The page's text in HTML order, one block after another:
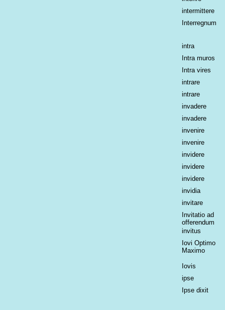
intermittere
Interregnum
intra
Intra muros
Intra vires
intrare
intrare
invadere
invadere
invenire
invenire
invidere
invidere
invidere
invidia
invitare
Invitatio ad
offerendum
invitus
Iovi Optimo
Maximo
Iovis
ipse
Ipse dixit